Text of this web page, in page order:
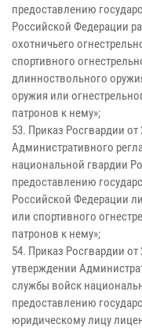
предоставлению
Российской Федерации
охотничьего
спортивного
длинноствольного
оружия или
патронов к нему»;
53. Приказ Росгвардии
Административного
национальной гвардии
предоставлению
Российской Федерации
или спортивного
патронов к нему»;
54. Приказ Росгвардии
утверждении
службы войск
предоставлению
юридическому лицу